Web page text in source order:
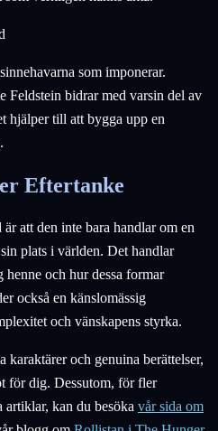
som imponerar.
Feldstein bidrar med varsin del av
hjälper till att bygga upp en
Eftertanke
att den inte bara handlar om en
plats i världen. Det handlar
och hur dessa formar
också en känslomässig
och vänskapens styrka.
karaktärer och genuina berättelser,
för dig. Dessutom, för fler
artiklar, kan du besöka vår sida om